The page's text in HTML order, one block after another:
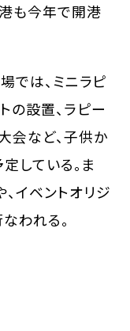
も今年で開港
では、ミニラピ
の設置、ラピー
会など、子供か
している。ま
イベントオリジ
われる。